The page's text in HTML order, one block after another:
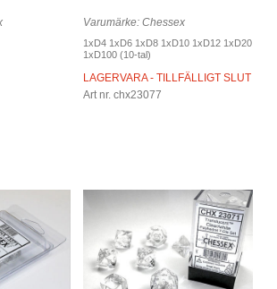
Varumärke: Chessex
1xD4 1xD6 1xD8 1xD10 1xD12 1xD20
1xD100 (10-tal)
LAGERVARA - TILLFÄLLIGT SLUT
Art nr. chx23077